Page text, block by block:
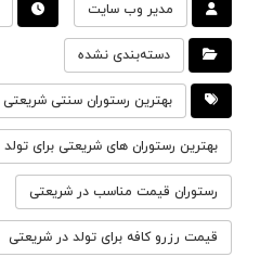
مدیر وب سایت
دسته‌بندی نشده
بهترین رستوران سنتی شریعتی
بهترین رستوران های شریعتی برای تولد
رستوران قیمت مناسب در شریعتی
قیمت رزرو کافه برای تولد در شریعتی